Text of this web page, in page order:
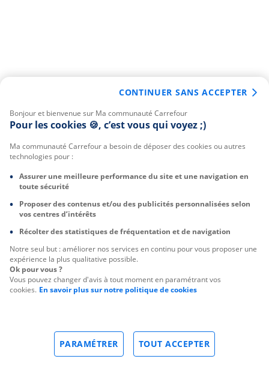
Bonjour et bienvenue sur Ma communauté Carrefour
Pour les cookies 🍪, c’est vous qui voyez ;)
Ma communauté Carrefour a besoin de déposer des cookies ou autres
technologies pour :
Assurer une meilleure performance du site et une navigation en
toute sécurité
Proposer des contenus et/ou des publicités personnalisées selon
vos centres d’intérêts
Récolter des statistiques de fréquentation et de navigation
Notre seul but : améliorer nos services en continu pour vous proposer une
expérience la plus qualitative possible.
Ok pour vous ?
Vous pouvez changer d'avis à tout moment en paramétrant vos
cookies. En savoir plus sur notre politique de cookies
TOUT ACCEPTER
PARAMÉTRER
CONTINUER SANS ACCEPTER